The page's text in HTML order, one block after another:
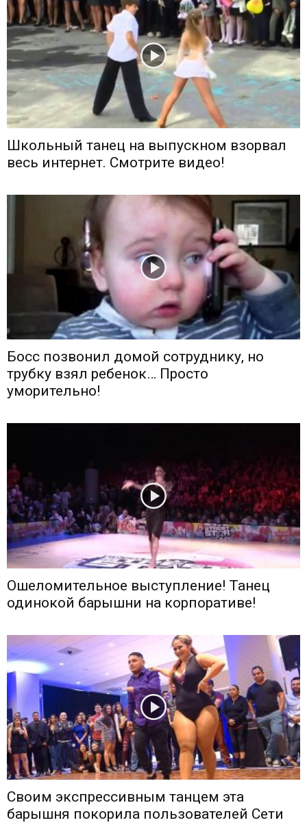
Школьный танец на выпускном взорвал
весь интернет. Смотрите видео!
Босс позвонил домой сотруднику, но
трубку взял ребенок… Просто
уморительно!
Ошеломительное выступление! Танец
одинокой барышни на корпоративе!
Своим экспрессивным танцем эта
барышня покорила пользователей Сети